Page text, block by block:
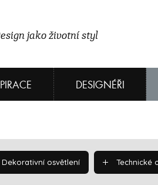
jako životní styl
DESIGNÉŘI
Dekorativní osvětlení Technické